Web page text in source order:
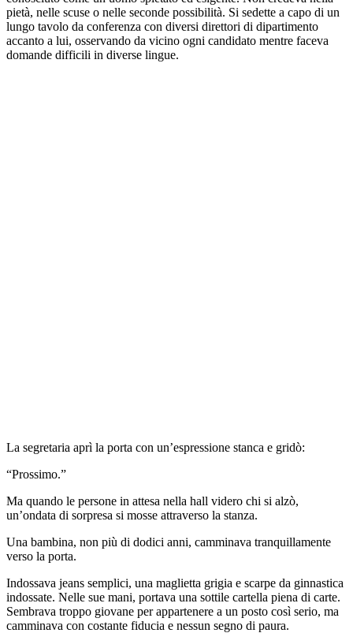
pietà, nelle scuse o nelle seconde possibilità. Si sedette a capo di un
lungo tavolo da conferenza con diversi direttori di dipartimento
accanto a lui, osservando da vicino ogni candidato mentre faceva
domande difficili in diverse lingue.
La segretaria aprì la porta con un’espressione stanca e gridò:
“Prossimo.”
Ma quando le persone in attesa nella hall videro chi si alzò,
un’ondata di sorpresa si mosse attraverso la stanza.
Una bambina, non più di dodici anni, camminava tranquillamente
verso la porta.
Indossava jeans semplici, una maglietta grigia e scarpe da ginnastica
indossate. Nelle sue mani, portava una sottile cartella piena di carte.
Sembrava troppo giovane per appartenere a un posto così serio, ma
camminava con costante fiducia e nessun segno di paura.